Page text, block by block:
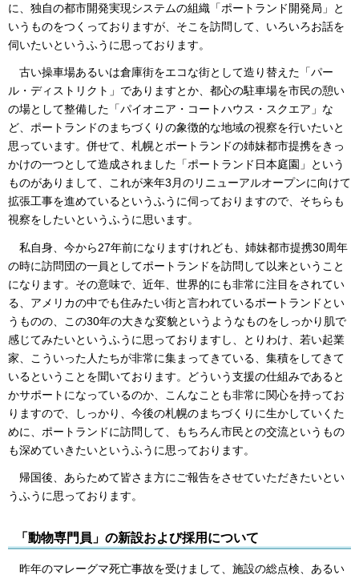
に、独自の都市開発実現システムの組織「ポートランド開発局」と
いうものをつくっておりますが、そこを訪問して、いろいろお話を
伺いたいというふうに思っております。
古い操車場あるいは倉庫街をエコな街として造り替えた「パー
ル・ディストリクト」でありますとか、都心の駐車場を市民の憩い
の場として整備した「パイオニア・コートハウス・スクエア」な
ど、ポートランドのまちづくりの象徴的な地域の視察を行いたいと
思っています。併せて、札幌とポートランドの姉妹都市提携をきっ
かけの一つとして造成されました「ポートランド日本庭園」という
ものがありまして、これが来年3月のリニューアルオープンに向けて
拡張工事を進めているというふうに伺っておりますので、そちらも
視察をしたいというふうに思います。
私自身、今から27年前になりますけれども、姉妹都市提携30周年
の時に訪問団の一員としてポートランドを訪問して以来ということ
になります。その意味で、近年、世界的にも非常に注目をされてい
る、アメリカの中でも住みたい街と言われているポートランドとい
うものの、この30年の大きな変貌というようなものをしっかり肌で
感じてみたいというふうに思っておりますし、とりわけ、若い起業
家、こういった人たちが非常に集まってきている、集積をしてきて
いるということを聞いております。どういう支援の仕組みであると
かサポートになっているのか、こんなことも非常に関心を持ってお
りますので、しっかり、今後の札幌のまちづくりに生かしていくた
めに、ポートランドに訪問して、もちろん市民との交流というもの
も深めていきたいというふうに思っております。
帰国後、あらためて皆さま方にご報告をさせていただきたいとい
うふうに思っております。
「動物専門員」の新設および採用について
昨年のマレーグマ死亡事故を受けまして、施設の総点検、あるい